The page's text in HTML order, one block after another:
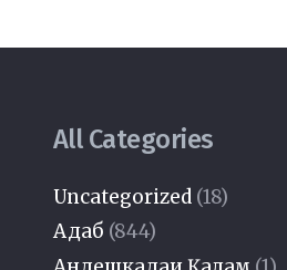
All Categories
Uncategorized(18)
Адаб (844)